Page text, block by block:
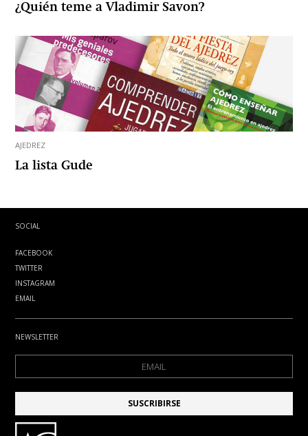
¿Quién teme a Vladimir Savon?
AJEDREZ
La lista Gude
SOCIAL
FACEBOOK
TWITTER
INSTAGRAM
EMAIL
NEWSLETTER